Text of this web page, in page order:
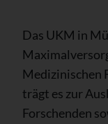
Das UKM in
Medizinischen
trägt es zur
Forschenden